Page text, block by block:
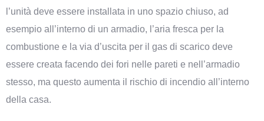
l’unità deve essere installata in uno spazio chiuso, ad
esempio all’interno di un armadio, l’aria fresca per la
combustione e la via d’uscita per il gas di scarico deve
essere creata facendo dei fori nelle pareti e nell’armadio
stesso, ma questo aumenta il rischio di incendio all’interno
della casa.